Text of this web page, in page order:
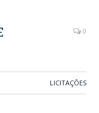
0
LICITAÇÕES